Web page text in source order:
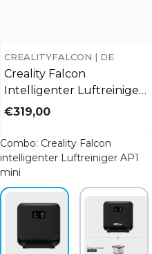
CREALITYFALCON | DE
Creality Falcon
Intelligenter Luftreiniger
AP1 Mini
€319,00
Combo: Creality Falcon
intelligenter Luftreiniger AP1
mini
Creality Falcon
Luftreiniger
AP1 mini